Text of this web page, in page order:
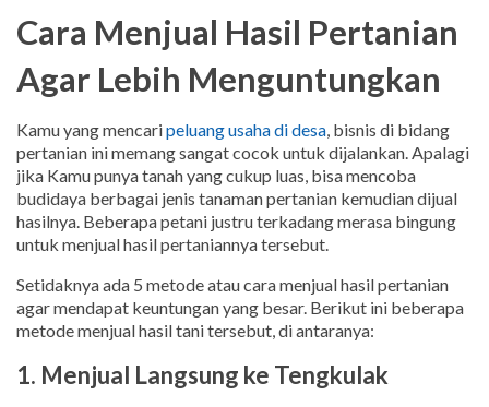
Cara Menjual Hasil Pertanian
Agar Lebih Menguntungkan
Kamu yang mencaripeluang usaha di desa, bisnis di bidang
pertanian ini memang sangat cocok untuk dijalankan. Apalagi
jika Kamu punya tanah yang cukup luas, bisa mencoba
budidaya berbagai jenis tanaman pertanian kemudian dijual
hasilnya. Beberapa petani justru terkadang merasa bingung
untuk menjual hasil pertaniannya tersebut.
Setidaknya ada 5 metode atau cara menjual hasil pertanian
agar mendapat keuntungan yang besar. Berikut ini beberapa
metode menjual hasil tani tersebut, di antaranya:
1. Menjual Langsung ke Tengkulak